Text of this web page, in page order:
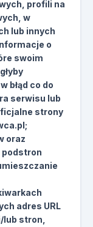
profili na
w
lub innych
o
swoim
błąd co do
serwisu lub
strony
oraz
podstron
adres URL
stron,